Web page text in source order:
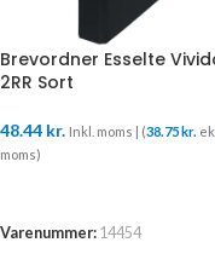
Brevordner Esselte
2RR Sort
48.44 kr. Inkl. moms | (38.75 kr.
moms)
Varenummer: 14454